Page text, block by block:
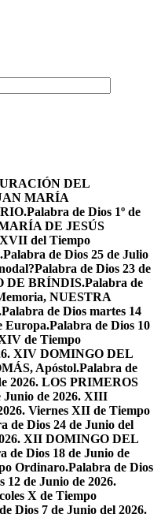
DEL
MARÍA
Palabra de Dios 1º de
DE JESÚS
XVII del Tiempo
Palabra de Dios 25 de Julio
Palabra de Dios 23 de
DE BRÍNDIS.Palabra de
NUESTRA
Palabra de Dios martes 14
Europa.Palabra de Dios 10
de Tiempo
XIV DOMINGO DEL
Apóstol.Palabra de
2026. LOS PRIMEROS
Junio de 2026. XIII
Viernes XII de Tiempo
de Dios 24 de Junio del
XII DOMINGO DEL
de Dios 18 de Junio de
Ordinaro.Palabra de Dios
12 de Junio de 2026.
X de Tiempo
Dios 7 de Junio del 2026.